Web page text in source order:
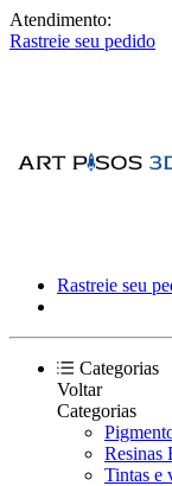
Atendimento:
Rastreie seu pedido
Rastreie seu
Categorias
Voltar
Categorias
Resinas
Tintas e